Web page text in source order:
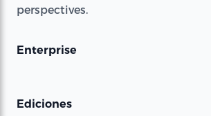
perspectives.
Enterprise
Ediciones